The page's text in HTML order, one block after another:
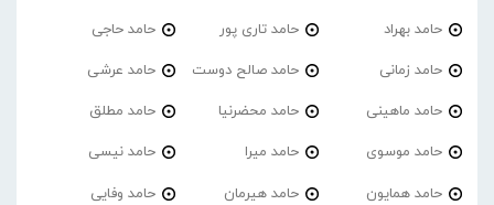
حامد بهراد حامد تاری پور حامد حاجی
حامد زمانی حامد صالح دوست حامد عرشی
حامد ماهینی حامد محضرنیا حامد مطلق
حامد موسوی حامد میرا حامد نیسی
حامد همایون حامد هیرمان حامد وفایی